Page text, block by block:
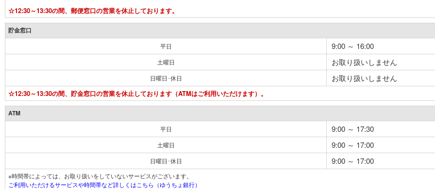
☆12:30～13:30の間、郵便窓口の営業を休止しております。
貯金窓口
平日 9:00 ～ 16:00
土曜日 お取り扱いしません
日曜日･休日 お取り扱いしません
☆12:30～13:30の間、貯金窓口の営業を休止しております（ATMはご利用いただけます）。
ATM
平日 9:00 ～ 17:30
土曜日 9:00 ～ 17:00
日曜日･休日 9:00 ～ 17:00
※時間帯によっては、お取り扱いをしていないサービスがございます。
ご利用いただけるサービスや時間帯など詳しくはこちら（ゆうちょ銀行）